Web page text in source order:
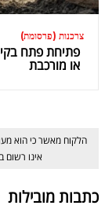
צרכנות (פרסומת)
פתיחת פתח
או מורכבת
הלקוח מאשר כי הוא
אינו
כתבות מובילות